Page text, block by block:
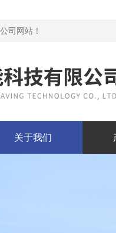
司网站！
关于我们